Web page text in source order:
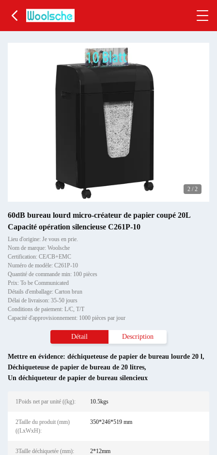
2 / 2
60dB bureau lourd micro-créateur de papier coupé 20L
Capacité opération silencieuse C261P-10
Lieu d'origine: Je vous en prie.
Nom de marque: Woolsche
Certification: CE/CB+EMC
Numéro de modèle: C261P-10
Quantité de commande min: 100 pièces
Prix: To be Communicated
Détails d'emballage: Carton brun
Délai de livraison: 35-50 jours
Conditions de paiement: L/C, T/T
Capacité d'approvisionnement: 1000 pièces par jour
Détail Description
Mettre en évidence: déchiqueteuse de papier de bureau lourde 20 l,
Déchiqueteuse de papier de bureau de 20 litres,
Un déchiqueteur de papier de bureau silencieux
1Poids net par unité ((kg): 10.5kgs
2Taille du produit (mm)
((LxWxH):
350*246*519 mm
3Taille déchiquetée (mm): 2*12mm